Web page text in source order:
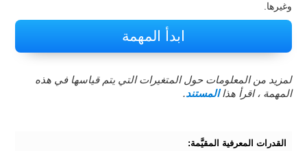
وغيرها.
ابدأ المهمة
لمزيد من المعلومات حول المتغيرات التي يتم قياسها في هذه
المهمة ، اقرأ هذاالمستند.
القدرات المعرفية المقيَّمة: